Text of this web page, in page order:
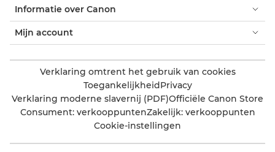
Informatie over Canon
Mijn account
Verklaring omtrent het gebruik van cookies
ToegankelijkheidPrivacy
Verklaring moderne slavernij (PDF)Officiële Canon Store
Consument: verkooppuntenZakelijk: verkooppunten
Cookie-instellingen